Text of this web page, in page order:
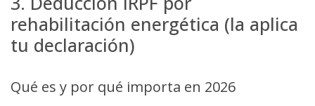
rehabilitación energética (la aplica
tu declaración)
Qué es y por qué importa en 2026